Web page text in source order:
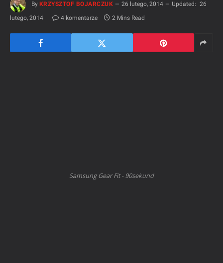
By KRZYSZTOF BOJARCZUK 26 lutego, 2014 Updated: 26
lutego, 2014
4 komentarze 2 Mins Read
Samsung Gear Fit - 90sekund